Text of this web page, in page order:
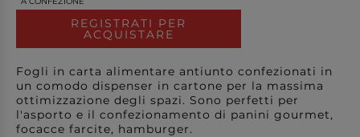
REGISTRATI PER
ACQUISTARE
Fogli in carta alimentare antiunto confezionati in
un comodo dispenser in cartone per la massima
ottimizzazione degli spazi. Sono perfetti per
l'asporto e il confezionamento di panini gourmet,
focacce farcite, hamburger.